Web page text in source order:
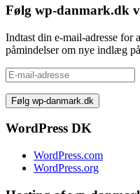
Følg wp-danmark.dk
Indtast din e-mail-adresse for
påmindelser om nye indlæg
E-
mail-
adresse
WordPress DK
WordPress.com
WordPress.org